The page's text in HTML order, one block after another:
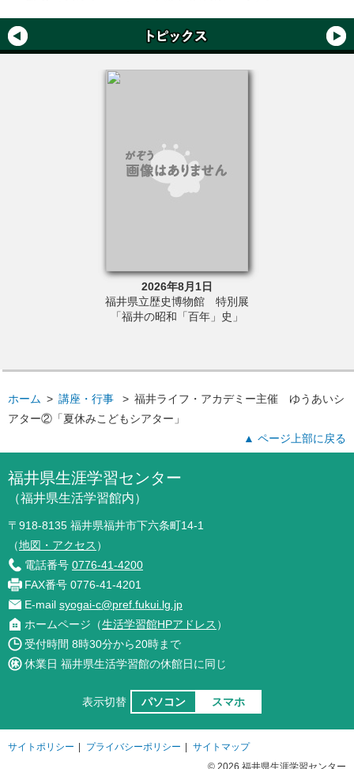
2026年8月1日
福井県立歴史博物館 特別展
「福井の昭和「百年」史」
ホーム > 講座・行事 > 福井ライフ・アカデミー主催 ゆうあいシ
アター②「夏休みこどもシアター」
▲ ページ上部に戻る
福井県生涯学習センター
（福井県生活学習館内）
〒918-8135 福井県福井市下六条町14-1
（地図・アクセス ）
電話番号 0776-41-4200
FAX番号 0776-41-4201
E-mail syogai-c@pref.fukui.lg.jp
ホームページ（生活学習館HPアドレス ）
受付時間 8時30分から20時まで
休業日 福井県生活学習館の休館日に同じ
表示切替 パソコン スマホ
サイトポリシー プライバシーポリシー
サイトマップ
© 2026 福井県生涯学習センター